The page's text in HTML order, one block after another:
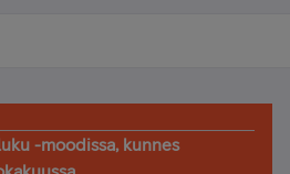
-moodissa, kunnes